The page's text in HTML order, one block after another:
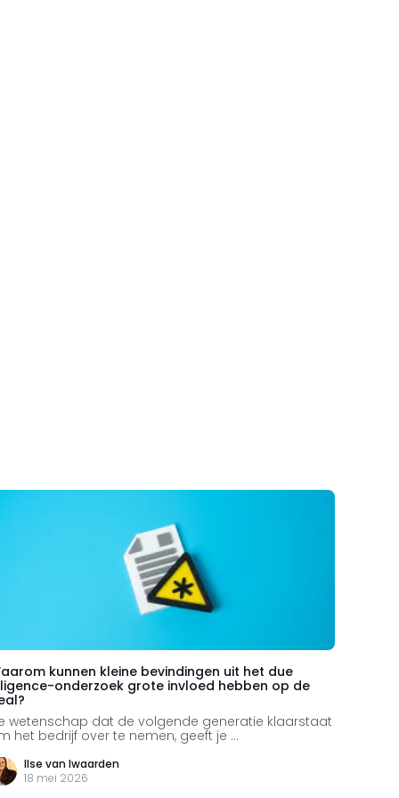
kunnen kleine bevindingen uit het due
onderzoek grote invloed hebben op de
wetenschap dat de volgende generatie klaarstaat
het bedrijf over te nemen, geeft je ...
Ilse van Iwaarden
18 mei 2026